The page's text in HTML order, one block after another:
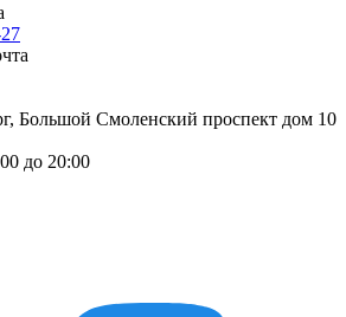
Большой Смоленский проспект дом 10
до 20:00